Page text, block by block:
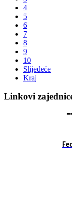
4
5
6
7
8
9
10
Slijedeće
Kraj
Linkovi